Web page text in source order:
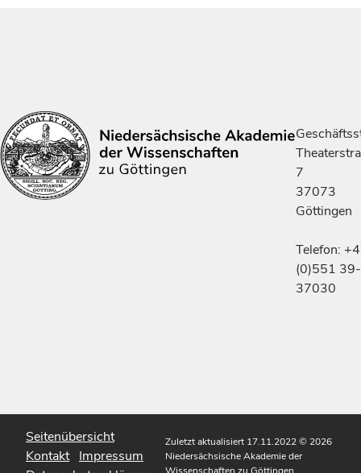
7
37073
Göttingen
Telefon:
(0)551 39-
37030
Seitenübersicht
Kontakt Impressum
Zuletzt aktualisiert 17.11.2022© 2026
Niedersächsische Akademie der